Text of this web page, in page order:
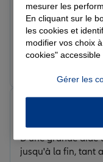
Le 03/06/2026 -
Bon accueil, bonne écoute, tarif correct agence
sérieuse.
Le 21/05/2026 -
D'une grande aide
jusqu'à la fin, tant
mesurer les
En cliquant sur le
les cookies et
modifier vos choix
cookies"
Gérer les